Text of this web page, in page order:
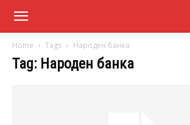
Home Tags Народен банка
Tag: Народен банка